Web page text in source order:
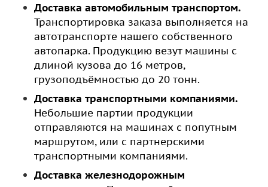
Доставка автомобильным транспортом.
Транспортировка заказа выполняется на
автотранспорте нашего собственного
автопарка. Продукцию везут машины с
длиной кузова до 16 метров,
грузоподъёмностью до 20 тонн.
Доставка транспортными компаниями.
Небольшие партии продукции
отправляются на машинах с попутным
маршрутом, или с партнерскими
транспортными компаниями.
Доставка железнодорожным